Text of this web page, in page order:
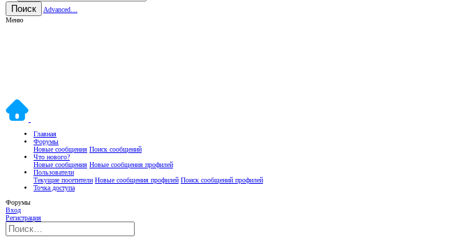
Поиск
Advanced…
Меню
Главная
Форумы
Новые сообщения Поиск сообщений
Что нового?
Новые сообщения Новые сообщения профилей
Пользователи
Текущие посетители Новые сообщения профилей Поиск сообщений профилей
Точка доступа
Форумы
Вход
Регистрация